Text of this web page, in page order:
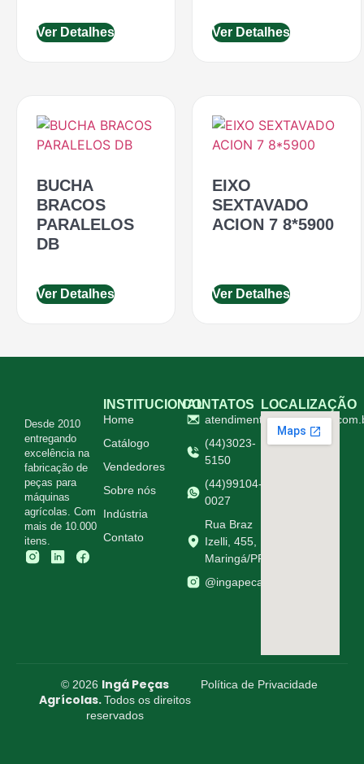
Ver Detalhes Ver Detalhes
BUCHA
BRACOS
PARALELOS
DB
Ver Detalhes
EIXO
SEXTAVADO
ACION 7 8*5900
Ver Detalhes
Desde 2010
entregando
excelência na
fabricação de
peças para
máquinas
agrícolas. Com
mais de 10.000
itens.
INSTITUCIONAL
Home
Catálogo
Vendedores
Sobre nós
Indústria
Contato
CONTATOS
(44)3023-
5150
(44)99104-
0027
Rua Braz
Izelli, 455,
Maringá/PR
@ingapecasagricolas
LOCALIZAÇÃO
© 2026 Ingá Peças
Agrícolas.Todos os direitos
reservados
Política de Privacidade